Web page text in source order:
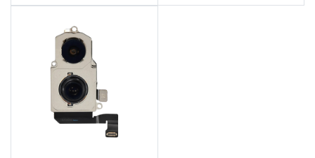
Tặng dán Cường lực, Ốp lưng khi
mua BHV
Tặng Voucher Giảm giá mua máy
& sửa chữa trị giá 50.000đTặng dán
Cường lực, Ốp lưng khi mua BHV
Tặng Voucher Giảm giá mua máy
& sửa chữa trị giá 50.000đ